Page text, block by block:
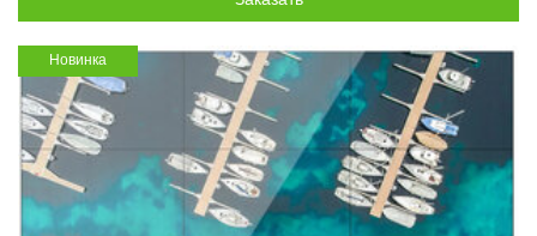
Новинка